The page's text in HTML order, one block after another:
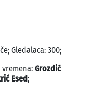
Gledalaca: 300;
Grozdić
Esed;